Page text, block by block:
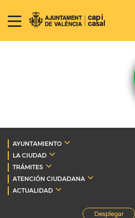
AYUNTAMIENTO
LA CIUDAD
TRÁMITES
ATENCIÓN CIUDADANA
ACTUALIDAD
Desplegar